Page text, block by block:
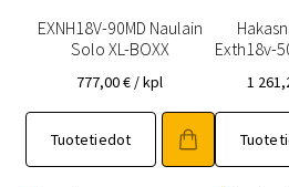
EXNH18V-90MD Naulain
Solo XL-BOXX
777,00€ / kpl
Tuotetiedot
Exth18v-
1